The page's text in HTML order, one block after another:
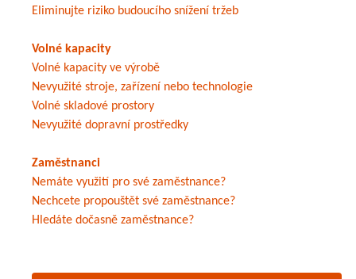
Eliminujte riziko budoucího snížení tržeb
Volné kapacity
Volné kapacity ve výrobě
Nevyužité stroje, zařízení nebo technologie
Volné skladové prostory
Nevyužité dopravní prostředky
Zaměstnanci
Nemáte využití pro své zaměstnance?
Nechcete propouštět své zaměstnance?
Hledáte dočasně zaměstnance?